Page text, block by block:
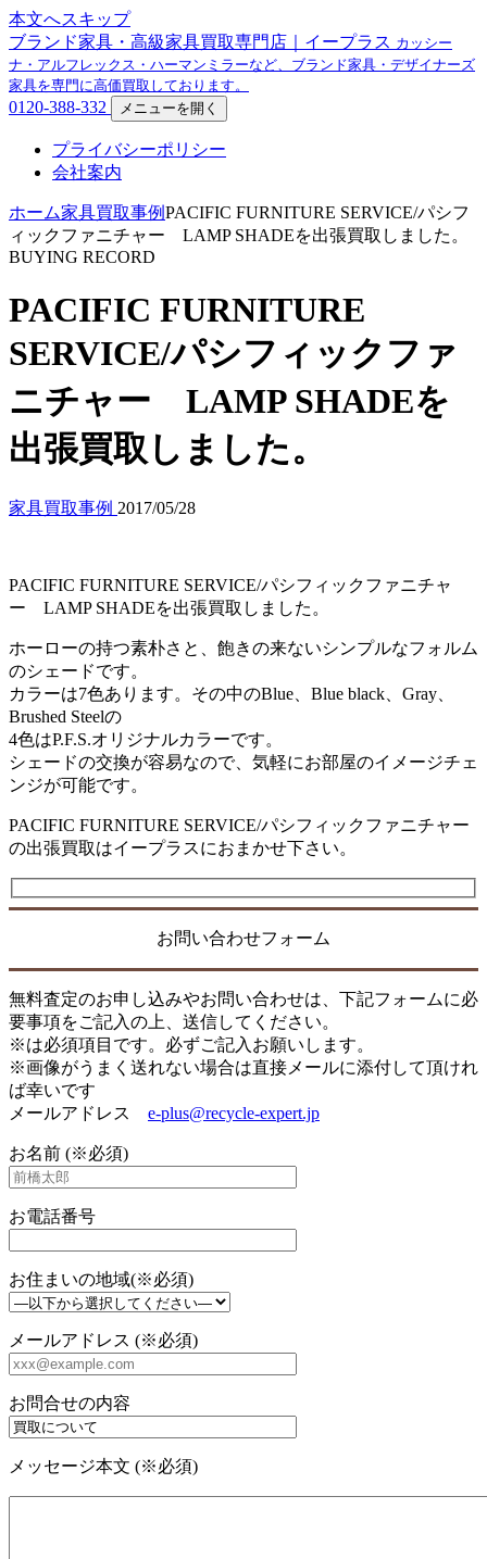
本文へスキップ
ブランド家具・高級家具買取専門店｜イープラス カッシー
ナ・アルフレックス・ハーマンミラーなど、ブランド家具・デザイナーズ
家具を専門に高価買取しております。
0120-388-332 メニューを開く
プライバシーポリシー
会社案内
ホーム家具買取事例PACIFIC FURNITURE SERVICE/パシフ
ィックファニチャー LAMP SHADEを出張買取しました。
BUYING RECORD
PACIFIC FURNITURE
SERVICE/パシフィックファ
ニチャー LAMP SHADEを
出張買取しました。
家具買取事例 2017/05/28
PACIFIC FURNITURE SERVICE/パシフィックファニチャ
ー LAMP SHADEを出張買取しました。
ホーローの持つ素朴さと、飽きの来ないシンプルなフォルム
のシェードです。
カラーは7色あります。その中のBlue、Blue black、Gray、
Brushed Steelの
4色はP.F.S.オリジナルカラーです。
シェードの交換が容易なので、気軽にお部屋のイメージチェ
ンジが可能です。
PACIFIC FURNITURE SERVICE/パシフィックファニチャー
の出張買取はイープラスにおまかせ下さい。
お問い合わせフォーム
無料査定のお申し込みやお問い合わせは、下記フォームに必
要事項をご記入の上、送信してください。
※は必須項目です。必ずご記入お願いします。
※画像がうまく送れない場合は直接メールに添付して頂けれ
ば幸いです
メールアドレス e-plus@recycle-expert.jp
お名前 (※必須)
お電話番号
お住まいの地域(※必須)
メールアドレス (※必須)
お問合せの内容
メッセージ本文 (※必須)